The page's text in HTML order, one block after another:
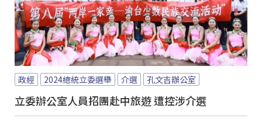
政經 2024總統立委選舉 介選 孔文吉辦公室
立委辦公室人員招團赴中旅遊 遭控涉介選